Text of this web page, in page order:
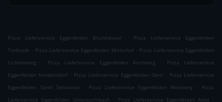
Pizza Lieferservice Eggenfelden Bruckhäuser .
Pizza Lieferservice Eggenfelden
Tiefstadt . Pizza Lieferservice Eggenfelden Mitterhof . Pizza Lieferservice Eggenfelden
Lichtenberg
. Pizza Lieferservice Eggenfelden Kirchberg .
Pizza Lieferservice
Eggenfelden Niederndorf . Pizza Lieferservice Eggenfelden Gern . Pizza Lieferservice
Eggenfelden Sankt Sebastian
. Pizza Lieferservice Eggenfelden Weinberg .
Pizza
Lieferservice Eggenfelden Untereschlbach
. Pizza Lieferservice Eggenfelden Axöd
.